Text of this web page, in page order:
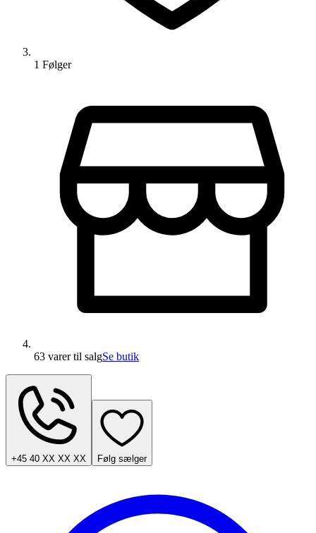
1 Følger
63 varertil salgSe butik
+45 40 XX XX XX Følg sælger